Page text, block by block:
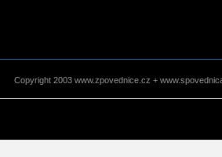
Copyright 2003 www.zpovednice.cz +